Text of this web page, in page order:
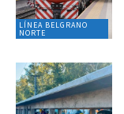
LÍNEA BELGRANO
NORTE